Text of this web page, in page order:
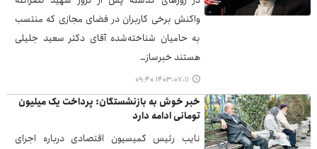
واکنش برخی کاربران در فضای مجازی که منتسب
به حامیان شناخته‌شده آقای دکتر سعید جلیلی
هستند خبرساز…
۱۴۰۳-۰۷-۱۱ ۰۹:۴۰
خبر خوش به بازنشستگان: پرداخت یک‌ میلیون
تومانی ادامه دارد
نایب‌ رئیس کمیسیون اقتصادی درباره اجرای